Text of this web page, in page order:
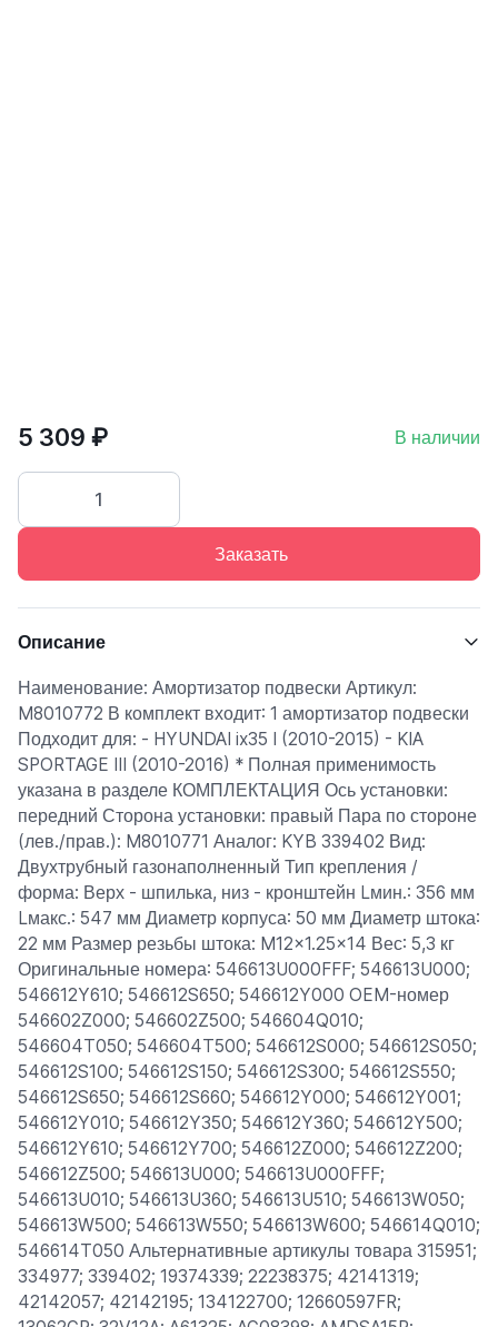
5 309 ₽ В наличии
Заказать
Описание
Наименование: Амортизатор подвески Артикул:
M8010772 В комплект входит: 1 амортизатор подвески
Подходит для: - HYUNDAI ix35 I (2010-2015) - KIA
SPORTAGE III (2010-2016) * Полная применимость
указана в разделе КОМПЛЕКТАЦИЯ Ось установки:
передний Сторона установки: правый Пара по стороне
(лев./прав.): M8010771 Аналог: KYB 339402 Вид:
Двухтрубный газонаполненный Тип крепления /
форма: Верх - шпилька, низ - кронштейн Lмин.: 356 мм
Lмакс.: 547 мм Диаметр корпуса: 50 мм Диаметр штока:
22 мм Размер резьбы штока: M12x1.25x14 Вес: 5,3 кг
Оригинальные номера: 546613U000FFF; 546613U000;
546612Y610; 546612S650; 546612Y000 OEM-номер
546602Z000; 546602Z500; 546604Q010;
546604T050; 546604T500; 546612S000; 546612S050;
546612S100; 546612S150; 546612S300; 546612S550;
546612S650; 546612S660; 546612Y000; 546612Y001;
546612Y010; 546612Y350; 546612Y360; 546612Y500;
546612Y610; 546612Y700; 546612Z000; 546612Z200;
546612Z500; 546613U000; 546613U000FFF;
546613U010; 546613U360; 546613U510; 546613W050;
546613W500; 546613W550; 546613W600; 546614Q010;
546614T050 Альтернативные артикулы товара 315951;
334977; 339402; 19374339; 22238375; 42141319;
42142057; 42142195; 134122700; 12660597FR;